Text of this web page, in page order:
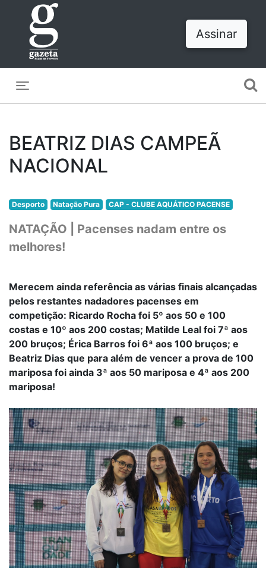
Assinar
BEATRIZ DIAS CAMPEÃ
NACIONAL
Desporto Natação Pura CAP - CLUBE AQUÁTICO PACENSE
NATAÇÃO | Pacenses nadam entre os
melhores!
Merecem ainda referência as várias finais alcançadas
pelos restantes nadadores pacenses em
competição: Ricardo Rocha foi 5º aos 50 e 100
costas e 10º aos 200 costas; Matilde Leal foi 7ª aos
200 bruços; Érica Barros foi 6ª aos 100 bruços; e
Beatriz Dias que para além de vencer a prova de 100
mariposa foi ainda 3ª aos 50 mariposa e 4ª aos 200
mariposa!